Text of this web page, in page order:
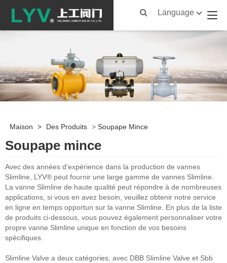
Language
Maison > Des Produits > Soupape Mince
Soupape mince
Avec des années d'expérience dans la production de vannes
Slimline, LYV® peut fournir une large gamme de vannes Slimline.
La vanne Slimline de haute qualité peut répondre à de nombreuses
applications, si vous en avez besoin, veuillez obtenir notre service
en ligne en temps opportun sur la vanne Slimline. En plus de la liste
de produits ci-dessous, vous pouvez également personnaliser votre
propre vanne Slimline unique en fonction de vos besoins
spécifiques.
Slimline Valve a deux catégories, avec DBB Slimline Valve et Sbb